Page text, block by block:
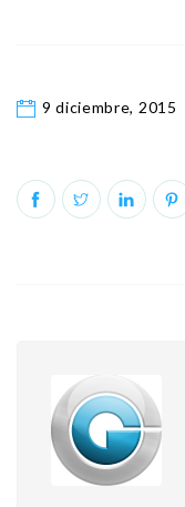
9 diciembre, 2015